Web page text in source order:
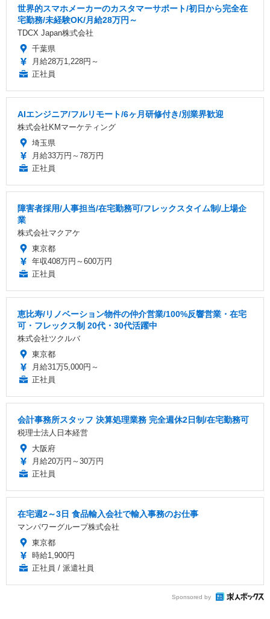
世界的スマホメーカーのカスタマーサポート/初日から完全在
宅勤務/未経験OK/月給28万円～
TDCX Japan株式会社
千葉県
月給28万1,228円～
正社員
AIエンジニア/フルリモート/6ヶ月研修付き/別業界歓迎
株式会社KMマーケティング
埼玉県
月給33万円～78万円
正社員
障害者採用/人事担当/在宅勤務可/フレックスタイム制/上場企
業
株式会社マクアケ
東京都
年収408万円～600万円
正社員
恵比寿/リノベーション物件の仲介営業/100%反響営業・在宅
可・フレックス制 20代・30代活躍中
株式会社ツクルバ
東京都
月給31万5,000円～
正社員
会計事務所スタッフ 決算処理業務 完全週休2日制/在宅勤務可
税理士法人日本経営
大阪府
月給20万円～30万円
正社員
在宅週2～3日 食品輸入会社で輸入事務のお仕事
マンパワーグループ株式会社
東京都
時給1,900円
正社員 / 派遣社員
Sponsored by